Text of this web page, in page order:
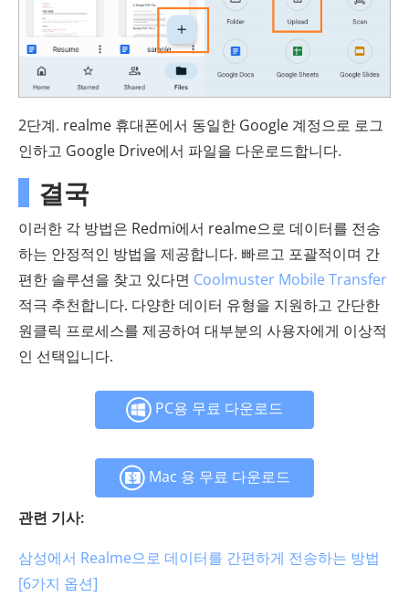
2단계. realme 휴대폰에서 동일한 Google 계정으로 로그
인하고 Google Drive에서 파일을 다운로드합니다.
결국
이러한 각 방법은 Redmi에서 realme으로 데이터를 전송
하는 안정적인 방법을 제공합니다. 빠르고 포괄적이며 간
편한 솔루션을 찾고 있다면 Coolmuster Mobile Transfer
적극 추천합니다. 다양한 데이터 유형을 지원하고 간단한
원클릭 프로세스를 제공하여 대부분의 사용자에게 이상적
인 선택입니다.
PC용 무료 다운로드
Mac 용 무료 다운로드
관련 기사:
삼성에서 Realme으로 데이터를 간편하게 전송하는 방법
[6가지 옵션]